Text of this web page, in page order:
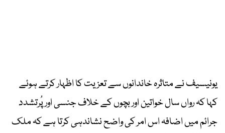
یونیسیف نے متاثرہ خاندانوں سے تعزیت کا اظہار کرتے ہوئے
کہا کہ رواں سال خواتین اور بچوں کے خلاف جنسی اور پُرتشدد
جرائم میں اضافہ اس امر کی واضح نشاندہی کرتا ہے کہ ملک